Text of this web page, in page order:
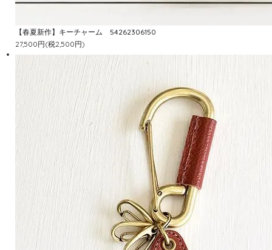
【春夏新作】キーチャーム 54262306150
27,500円(税2,500円)